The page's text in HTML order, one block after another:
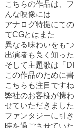
こちらの作品は、
んな映像には
アナログ特撮にて
てCGとはまた
異なる味わいをも
出演者も良く知っ
そして主題歌は「
この作品のために
こちらも注目ですね
弊社のお客様が携
せていただきました
ファンタジーに引
時を過ごさせてい